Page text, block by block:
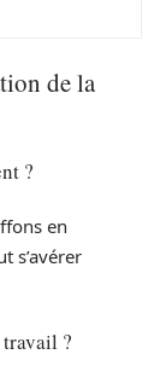
de la
?
en
s’avérer
?